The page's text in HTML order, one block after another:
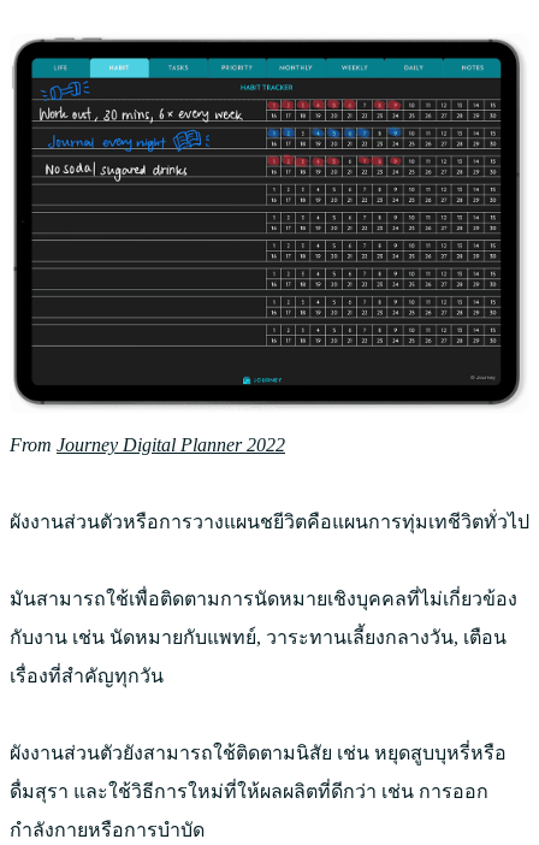
From Journey Digital Planner 2022
ผังงานส่วนตัวหรือการวางแผนชยีวิตคือแผนการทุ่มเทชีวิตทั่วไป
มันสามารถใช้เพื่อติดตามการนัดหมายเชิงบุคคลที่ไม่เกี่ยวข้อง
กับงาน เช่น นัดหมายกับแพทย์, วาระทานเลี้ยงกลางวัน, เตือน
เรื่องที่สำคัญทุกวัน
ผังงานส่วนตัวยังสามารถใช้ติดตามนิสัย เช่น หยุดสูบบุหรี่หรือ
ดื่มสุรา และใช้วิธีการใหม่ที่ให้ผลผลิตที่ดีกว่า เช่น การออก
กำลังกายหรือการบำบัด